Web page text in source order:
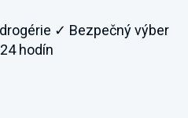
✓ Bezpečný výber
hodín